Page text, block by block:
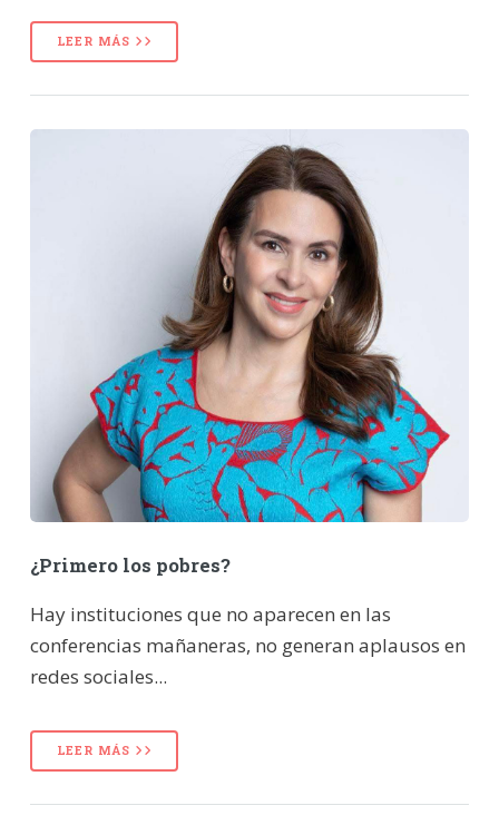
LEER MÁS
¿Primero los pobres?
Hay instituciones que no aparecen en las
conferencias mañaneras, no generan aplausos en
redes sociales...
LEER MÁS